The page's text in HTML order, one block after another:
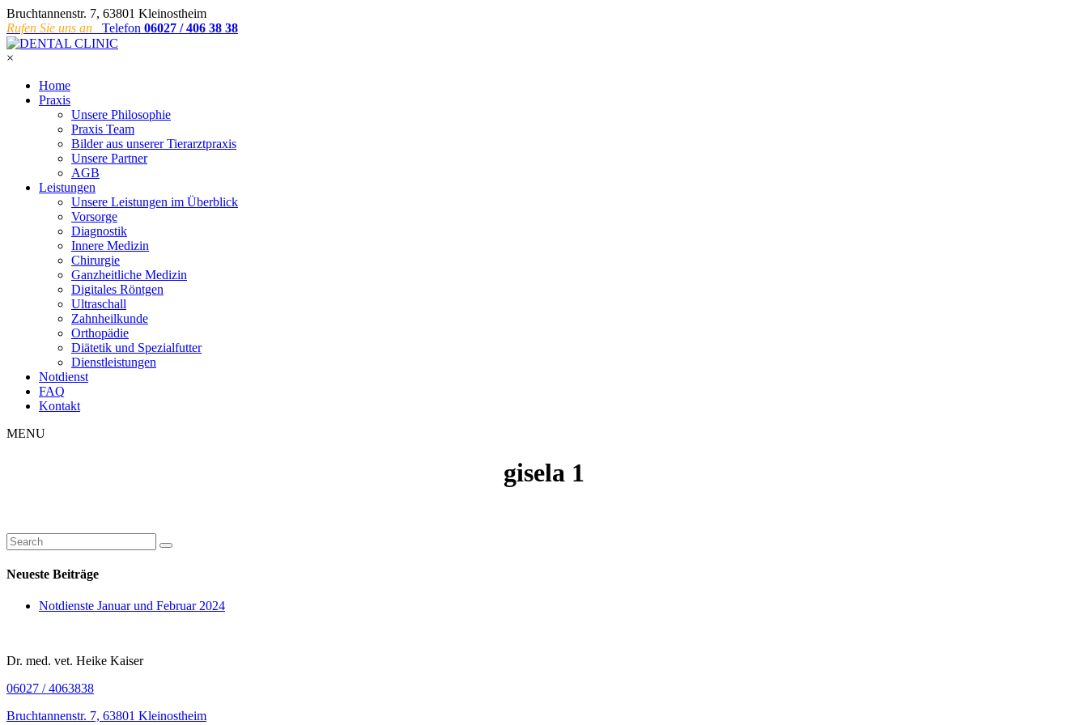
Bruchtannenstr. 7, 63801 Kleinostheim
Rufen Sie uns an
Telefon 06027 / 406 38 38
×
Home
Praxis
Unsere Philosophie
Praxis Team
Bilder aus unserer Tierarztpraxis
Unsere Partner
AGB
Leistungen
Unsere Leistungen im Überblick
Vorsorge
Diagnostik
Innere Medizin
Chirurgie
Ganzheitliche Medizin
Digitales Röntgen
Ultraschall
Zahnheilkunde
Orthopädie
Diätetik und Spezialfutter
Dienstleistungen
Notdienst
FAQ
Kontakt
MENU
gisela 1
Neueste Beiträge
Notdienste Januar und Februar 2024
Dr. med. vet. Heike Kaiser
06027 / 4063838
Bruchtannenstr. 7, 63801 Kleinostheim